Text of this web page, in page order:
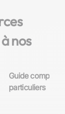
nos
Guide complet
particuliers